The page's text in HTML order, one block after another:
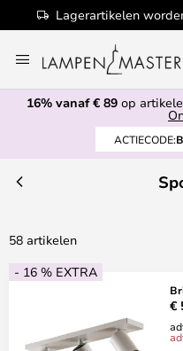
naar
de
inhoud
16% vanaf € 89 op
ACTIECODE:
58 artikelen
- 16 % EXTRA
€